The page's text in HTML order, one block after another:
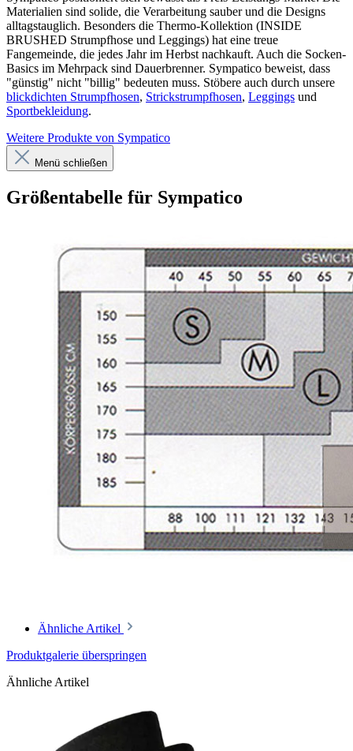
Materialien sind solide, die Verarbeitung sauber und die Designs
alltagstauglich. Besonders die Thermo-Kollektion (INSIDE
BRUSHED Strumpfhose und Leggings) hat eine treue
Fangemeinde, die jedes Jahr im Herbst nachkauft. Auch die Socken-
Basics im Mehrpack sind Dauerbrenner. Sympatico beweist, dass
"günstig" nicht "billig" bedeuten muss. Stöbere auch durch unsere
blickdichten Strumpfhosen, Strickstrumpfhosen, Leggings und
Sportbekleidung.
Weitere Produkte von Sympatico
Menü schließen
Größentabelle für Sympatico
Ähnliche Artikel
Produktgalerie überspringen
Ähnliche Artikel